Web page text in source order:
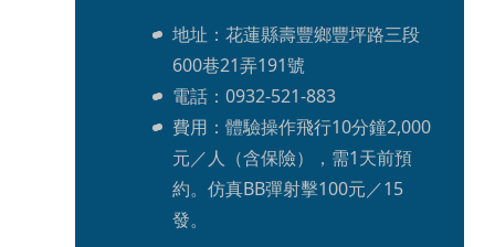
地址：花蓮縣壽豐鄉豐坪路三段
600巷21弄191號
電話：0932-521-883
費用：體驗操作飛行10分鐘2,000
元／人（含保險），需1天前預
約。仿真BB彈射擊100元／15
發。